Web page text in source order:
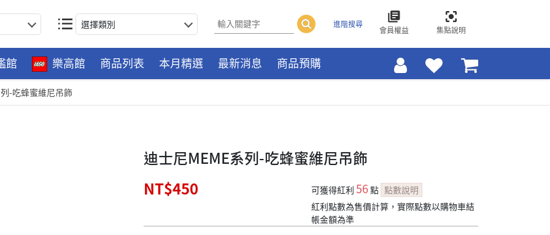
選擇類別 進階搜尋
會員權益 集點說明
館 樂高館 商品列表 本月精選 最新消息 商品預購
-吃蜂蜜維尼吊飾
迪士尼MEME系列-吃蜂蜜維尼吊飾
NT$450
可獲得紅利 56點 點數說明
紅利點數為售價計算，實際點數以購物車結
帳金額為準